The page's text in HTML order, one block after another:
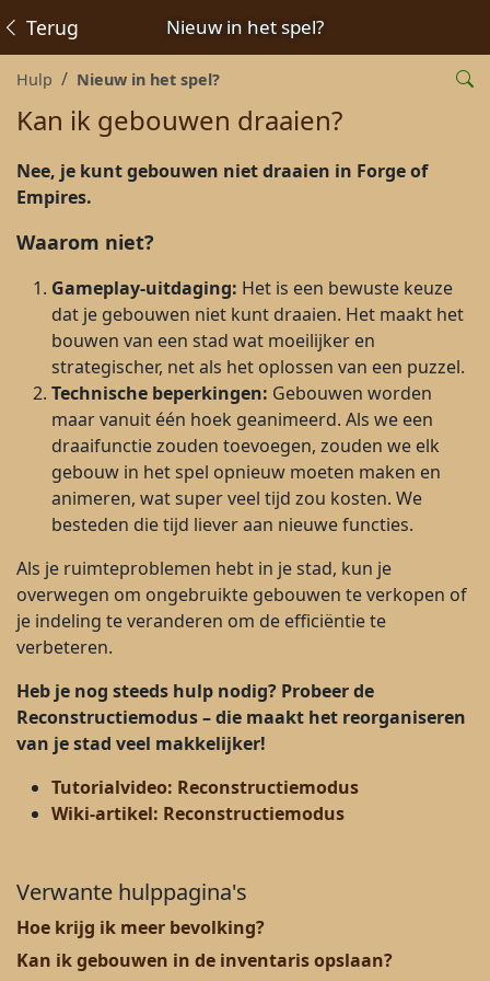
Nieuw in het spel?
Terug
Hulp Nieuw in het spel?
Kan ik gebouwen draaien?
Nee, je kunt gebouwen niet draaien in Forge of
Empires.
Waarom niet?
Gameplay-uitdaging: Het is een bewuste keuze
dat je gebouwen niet kunt draaien. Het maakt het
bouwen van een stad wat moeilijker en
strategischer, net als het oplossen van een puzzel.
Technische beperkingen: Gebouwen worden
maar vanuit één hoek geanimeerd. Als we een
draaifunctie zouden toevoegen, zouden we elk
gebouw in het spel opnieuw moeten maken en
animeren, wat super veel tijd zou kosten. We
besteden die tijd liever aan nieuwe functies.
Als je ruimteproblemen hebt in je stad, kun je
overwegen om ongebruikte gebouwen te verkopen of
je indeling te veranderen om de efficiëntie te
verbeteren.
Heb je nog steeds hulp nodig? Probeer de
Reconstructiemodus – die maakt het reorganiseren
van je stad veel makkelijker!
Tutorialvideo: Reconstructiemodus
Wiki-artikel: Reconstructiemodus
Verwante hulppagina's
Hoe krijg ik meer bevolking?
Kan ik gebouwen in de inventaris opslaan?